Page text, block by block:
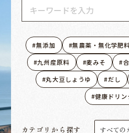
無添加 無農薬・無化学肥
九州産原料
麦みそ
丸大豆しょうゆ
だし
健康ドリン
カテゴリから探す